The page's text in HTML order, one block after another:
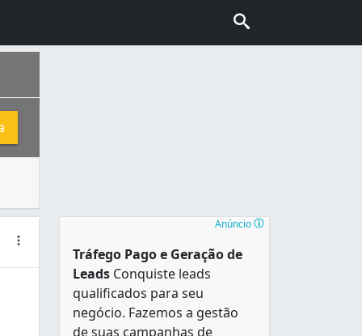
população estimada em 2.505.552 pessoas, que
Anúncio
Tráfego Pago e Geração de
Leads Conquiste leads
qualificados para seu
negócio. Fazemos a gestão
de suas campanhas de